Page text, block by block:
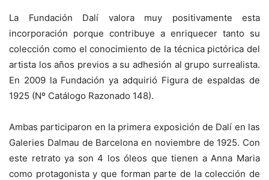
La Fundación Dalí valora muy positivamente esta
incorporación porque contribuye a enriquecer tanto su
colección como el conocimiento de la técnica pictórica del
artista los años previos a su adhesión al grupo surrealista.
En 2009 la Fundación ya adquirió Figura de espaldas de
1925 (Nº Catálogo Razonado 148).
Ambas participaron en la primera exposición de Dalí en las
Galeries Dalmau de Barcelona en noviembre de 1925. Con
este retrato ya son 4 los óleos que tienen a Anna Maria
como protagonista y que forman parte de la colección de